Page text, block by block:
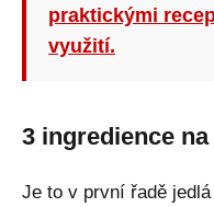
praktickými
využití.
3 ingredience
Je to v první řadě